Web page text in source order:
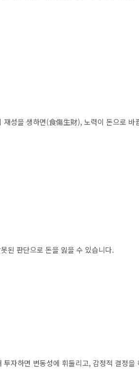
성을 생하면(食傷生財), 노력이 돈으로 바
된 판단으로 돈을 잃을 수 있습니다.
자하면 변동성에 휘둘리고, 감정적 결정을